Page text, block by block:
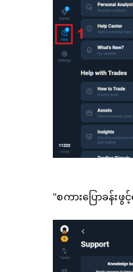
"စကားပြောခန်းဖွ